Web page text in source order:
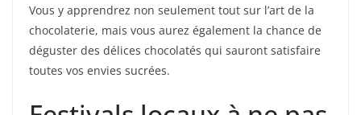
Vous y apprendrez non seulement tout sur l’art de la
chocolaterie, mais vous aurez également la chance de
déguster des délices chocolatés qui sauront satisfaire
toutes vos envies sucrées.